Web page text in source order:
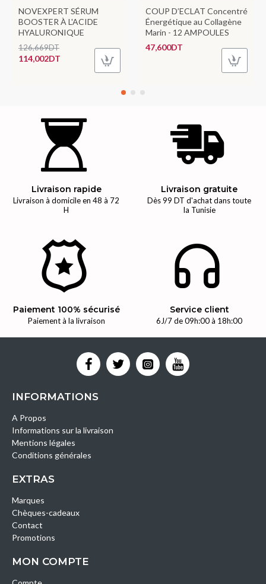
NOVEXPERT SÉRUM
BOOSTER À L'ACIDE
HYALURONIQUE
114,002DT
126,669DT
COUP D’ECLAT Concentré
Énergétique au Collagène
Marin - 12 AMPOULES
47,600DT
Livraison rapide
Livraison à domicile en 48 à 72
H
Livraison gratuite
Dès 99 DT d'achat dans toute
la Tunisie
Paiement 100% sécurisé
Paiement à la livraison
Service client
6J/7 de 09h:00 à 18h:00
INFORMATIONS
A Propos
Informations sur la livraison
Mentions légales
Conditions générales
EXTRAS
Marques
Chèques-cadeaux
Contact
Promotions
MON COMPTE